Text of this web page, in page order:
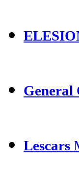
General
Lescars